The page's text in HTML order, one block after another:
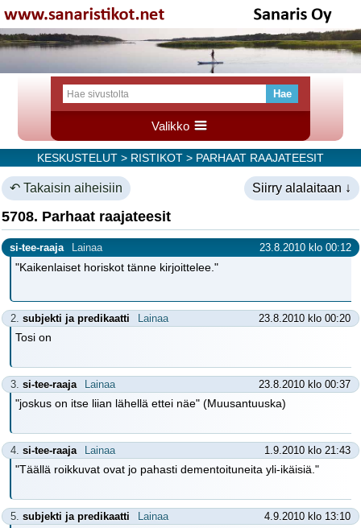
Valikko
KESKUSTELUT > RISTIKOT > PARHAAT RAAJATEESIT
↶ Takaisin aiheisiin Siirry alalaitaan ↓
5708. Parhaat raajateesit
si-tee-raaja Lainaa 23.8.2010 klo 00:12
"Kaikenlaiset horiskot tänne kirjoittelee."
2. subjekti ja predikaatti Lainaa 23.8.2010 klo 00:20
Tosi on
3. si-tee-raaja Lainaa 23.8.2010 klo 00:37
"joskus on itse liian lähellä ettei näe" (Muusantuuska)
4. si-tee-raaja Lainaa 1.9.2010 klo 21:43
"Täällä roikkuvat ovat jo pahasti dementoituneita yli-ikäisiä."
5. subjekti ja predikaatti Lainaa 4.9.2010 klo 13:10